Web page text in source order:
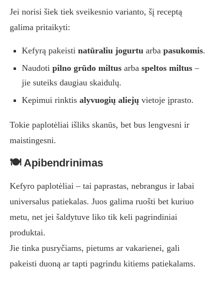
Jei norisi šiek tiek sveikesnio varianto, šį receptą
galima pritaikyti:
Kefyrą pakeisti natūraliu jogurtu arba pasukomis.
Naudoti pilno grūdo miltus arba speltos miltus –
jie suteiks daugiau skaidulų.
Kepimui rinktis alyvuogių aliejų vietoje įprasto.
Tokie paplotėliai išliks skanūs, bet bus lengvesni ir
maistingesni.
🍽️ Apibendrinimas
Kefyro paplotėliai – tai paprastas, nebrangus ir labai
universalus patiekalas. Juos galima ruošti bet kuriuo
metu, net jei šaldytuve liko tik keli pagrindiniai
produktai.
Jie tinka pusryčiams, pietums ar vakarienei, gali
pakeisti duoną ar tapti pagrindu kitiems patiekalams.